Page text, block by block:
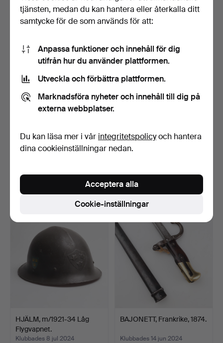
Klubbades 16 okt 2024
106 USD
Klubbades 10 sep 2024
11 bud
153 USD
SABEL, metall/mässing.
306 USD
SABEL, replica, troligen
8 bud
91 USD
HJÄLM, m/1921-34 Låg
Flygvapnet.
Klubbades 8 jul 2024
BAJONETT, Frankrike, 1874.
Klubbades 14 jun 2024
tjänsten, medan du kan hantera eller återkalla ditt
samtycke för de som används för att:
Anpassa funktioner och innehåll för dig
utifrån hur du använder plattformen.
Utveckla och förbättra plattformen.
Marknadsföra nyheter och innehåll till dig på
externa webbplatser.
Du kan läsa mer i vår integritetspolicyoch hantera
dina cookieinställningar nedan.
Cookie-inställningar
Acceptera alla